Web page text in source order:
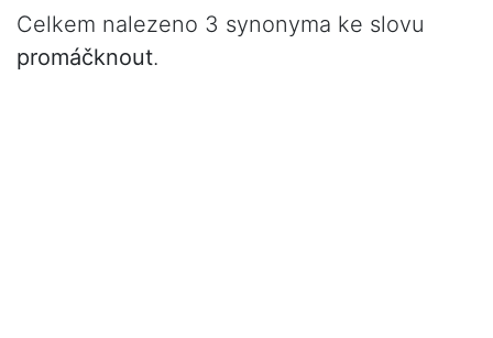
Celkem nalezeno 3 synonyma ke slovu
promáčknout.